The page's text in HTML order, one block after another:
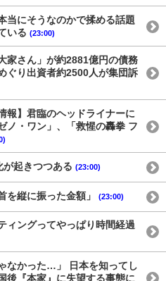
当にそうなのかで揉める話題
いる (23:00)
家さん」が約2881億円の債務
り出資者約2500人が集団訴
報】君臨のヘッドライナーに
ノ・ワン」、「救惺の轟拳 フ
起きつつある (23:00)
を縦に振った金額」 (23:00)
ィングってやっぱり時間経過
なかった…」 日本を知ってし
後『本家』に失望する事態に